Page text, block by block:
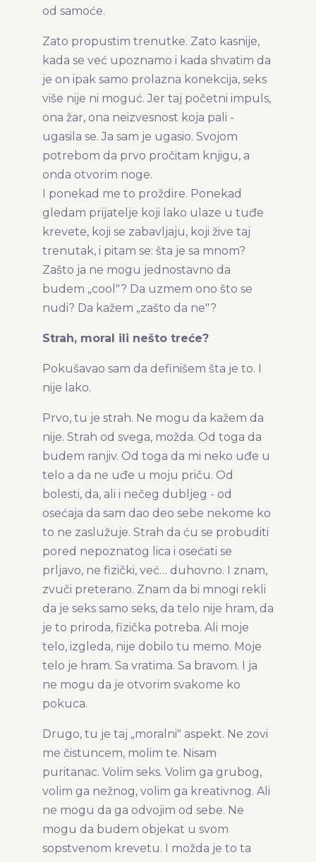
od samoće.
Zato propustim trenutke. Zato kasnije,
kada se već upoznamo i kada shvatim da
je on ipak samo prolazna konekcija, seks
više nije ni moguć. Jer taj početni impuls,
ona žar, ona neizvesnost koja pali -
ugasila se. Ja sam je ugasio. Svojom
potrebom da prvo pročitam knjigu, a
onda otvorim noge.
I ponekad me to proždire. Ponekad
gledam prijatelje koji lako ulaze u tuđe
krevete, koji se zabavljaju, koji žive taj
trenutak, i pitam se: šta je sa mnom?
Zašto ja ne mogu jednostavno da
budem „cool"? Da uzmem ono što se
nudi? Da kažem „zašto da ne"?
Strah, moral ili nešto treće?
Pokušavao sam da definišem šta je to. I
nije lako.
Prvo, tu je strah. Ne mogu da kažem da
nije. Strah od svega, možda. Od toga da
budem ranjiv. Od toga da mi neko uđe u
telo a da ne uđe u moju priču. Od
bolesti, da, ali i nečeg dubljeg - od
osećaja da sam dao deo sebe nekome ko
to ne zaslužuje. Strah da ću se probuditi
pored nepoznatog lica i osećati se
prljavo, ne fizički, već… duhovno. I znam,
zvuči preterano. Znam da bi mnogi rekli
da je seks samo seks, da telo nije hram, da
je to priroda, fizička potreba. Ali moje
telo, izgleda, nije dobilo tu memo. Moje
telo je hram. Sa vratima. Sa bravom. I ja
ne mogu da je otvorim svakome ko
pokuca.
Drugo, tu je taj „moralni" aspekt. Ne zovi
me čistuncem, molim te. Nisam
puritanac. Volim seks. Volim ga grubog,
volim ga nežnog, volim ga kreativnog. Ali
ne mogu da ga odvojim od sebe. Ne
mogu da budem objekat u svom
sopstvenom krevetu. I možda je to ta